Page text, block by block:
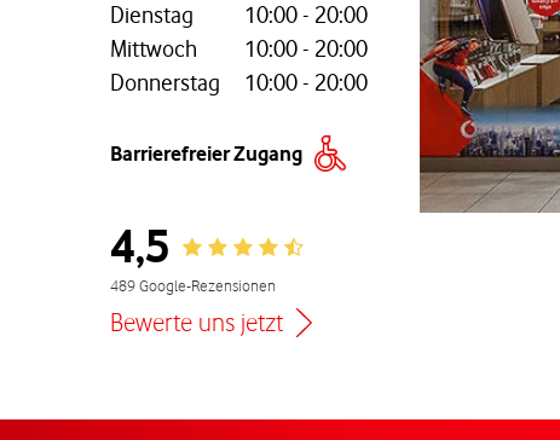
neuen Tab
Dienstag
10:00- 20:00
Mittwoch
10:00- 20:00
Donnerstag
10:00- 20:00
Barrierefreier Zugang
4,5 Rating 4.5
489 Google-Rezensionen
Bewerte uns jetzt